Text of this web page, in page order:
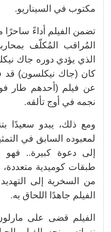
مكتوب في السيناريو.
تضمن الفيلم أداءً ساحرًا
المُراقب المُكلّف
الذي يؤدي دوره جاك
كان (جاك نيكلسون) قد
عن فيلم (أحدهم طار
نجمه في أوج تألقه.
ومع ذلك، يبدو سعيدًا
لمعبوده السابق في
إلى دعوة كبيرة..
طبقات كوميدية
من السخرية إلى التهديد
الفيلم جاهدًا اللحاق به.
الفيلم قضى على